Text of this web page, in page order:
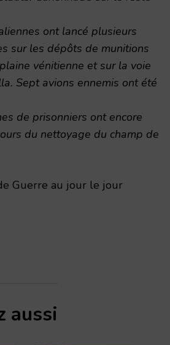
ont lancé plusieurs
sur les dépôts de munitions
vénitienne et sur la voie
Sept avions ennemis ont été
de prisonniers ont encore
du nettoyage du champ de
Guerre au jour le jour
aussi